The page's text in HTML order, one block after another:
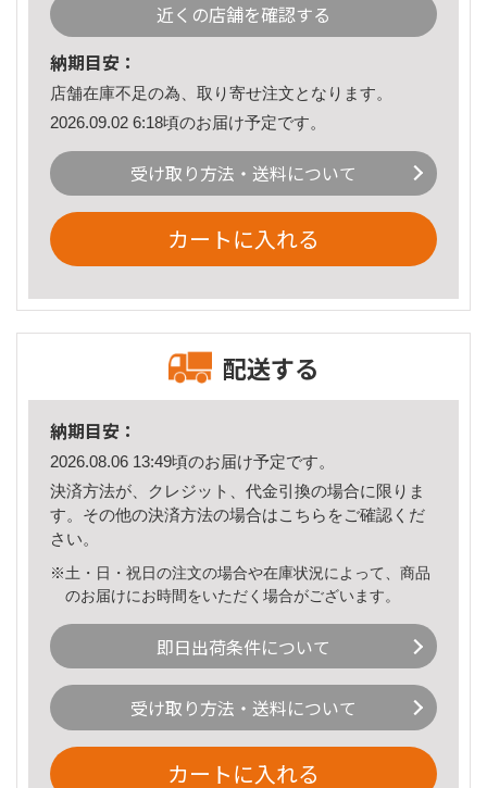
近くの店舗を確認する
納期目安：
店舗在庫不足の為、取り寄せ注文となります。
2026.09.02 6:18頃のお届け予定です。
受け取り方法・送料について
カートに入れる
配送する
納期目安：
2026.08.06 13:49頃のお届け予定です。
決済方法が、クレジット、代金引換の場合に限りま
す。その他の決済方法の場合はこちら をご確認くだ
さい。
※土・日・祝日の注文の場合や在庫状況によって、商品
のお届けにお時間をいただく場合がございます。
即日出荷条件について
受け取り方法・送料について
カートに入れる